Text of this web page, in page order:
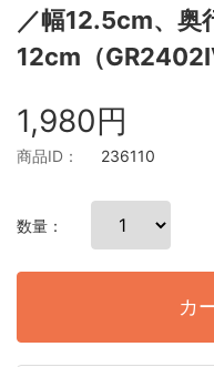
／幅12.5cm、奥
12cm（
1,980円
商品ID： 236110
数量：
カ